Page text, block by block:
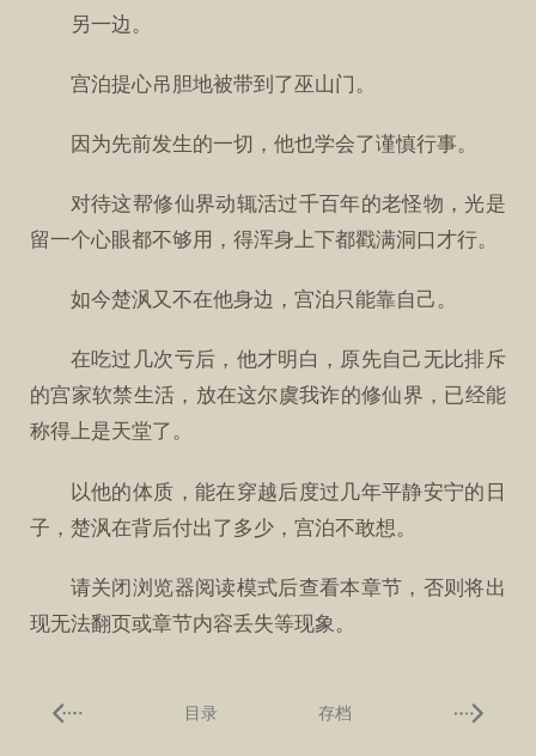
另一边。
宫泊提心吊胆地被带到了巫山门。
因为先前发生的一切，他也学会了谨慎行事。
对待这帮修仙界动辄活过千百年的老怪物，光是
留一个心眼都不够用，得浑身上下都戳满洞口才行。
如今楚沨又不在他身边，宫泊只能靠自己。
在吃过几次亏后，他才明白，原先自己无比排斥
的宫家软禁生活，放在这尔虞我诈的修仙界，已经能
称得上是天堂了。
以他的体质，能在穿越后度过几年平静安宁的日
子，楚沨在背后付出了多少，宫泊不敢想。
请关闭浏览器阅读模式后查看本章节，否则将出
现无法翻页或章节内容丢失等现象。
目录 存档